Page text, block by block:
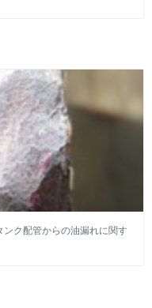
ク配管からの油漏れに関す